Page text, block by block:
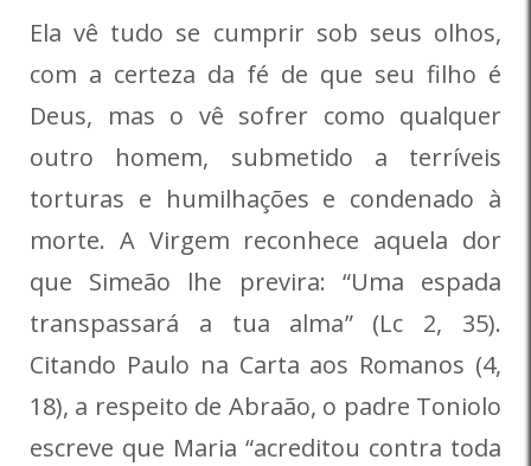
Ela vê tudo se cumprir sob seus olhos,
com a certeza da fé de que seu filho é
Deus, mas o vê sofrer como qualquer
outro homem, submetido a terríveis
torturas e humilhações e condenado à
morte. A Virgem reconhece aquela dor
que Simeão lhe previra: “Uma espada
transpassará a tua alma” (Lc 2, 35).
Citando Paulo na Carta aos Romanos (4,
18), a respeito de Abraão, o padre Toniolo
escreve que Maria “acreditou contra toda